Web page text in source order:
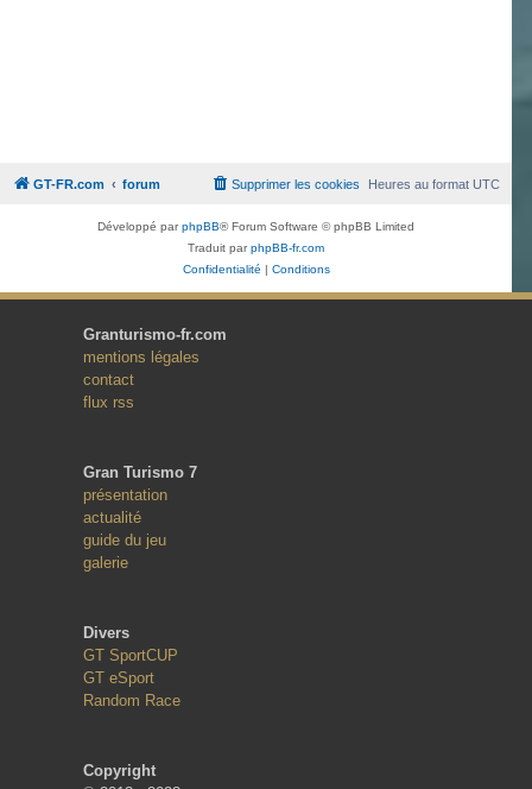
GT-FR.com forum Heures au formatUTC
Supprimer les cookies
Développé parphpBB® Forum Software © phpBB Limited
Traduit parphpBB-fr.com
Confidentialité | Conditions
Granturismo-fr.com
mentions légales
contact
flux rss
Gran Turismo 7
présentation
actualité
guide du jeu
galerie
Divers
GT SportCUP
GT eSport
Random Race
Copyright